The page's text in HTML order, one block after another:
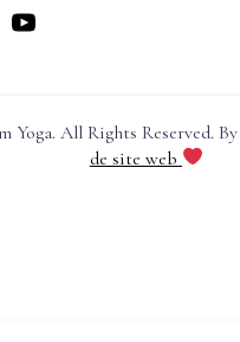
Yoga. All Rights Reserved. By
de site web